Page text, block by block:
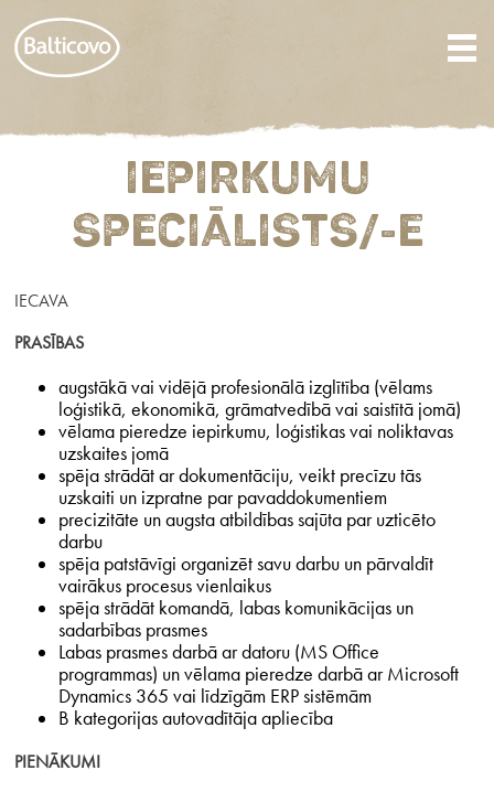
IEPIRKUMU
SPECIĀLISTS/-E
IECAVA
PRASĪBAS
augstākā vai vidējā profesionālā izglītība (vēlams
loģistikā, ekonomikā, grāmatvedībā vai saistītā jomā)
vēlama pieredze iepirkumu, loģistikas vai noliktavas
uzskaites jomā
spēja strādāt ar dokumentāciju, veikt precīzu tās
uzskaiti un izpratne par pavaddokumentiem
precizitāte un augsta atbildības sajūta par uzticēto
darbu
spēja patstāvīgi organizēt savu darbu un pārvaldīt
vairākus procesus vienlaikus
spēja strādāt komandā, labas komunikācijas un
sadarbības prasmes
Labas prasmes darbā ar datoru (MS Office
programmas) un vēlama pieredze darbā ar Microsoft
Dynamics 365 vai līdzīgām ERP sistēmām
B kategorijas autovadītāja apliecība
PIENĀKUMI